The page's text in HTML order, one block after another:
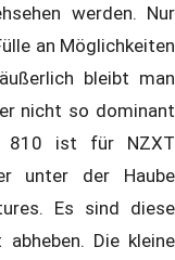
werden. Nur
an Möglichkeiten
bleibt man
nicht so dominant
810 ist für NZXT
unter der Haube
Es sind diese
Die kleine